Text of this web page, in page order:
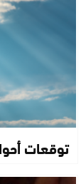
توقعات